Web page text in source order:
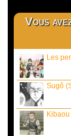
Vous
Les
Sugô